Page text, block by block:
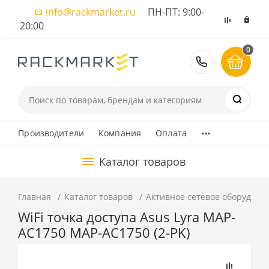
info@rackmarket.ru ПН-ПТ: 9:00-
20:00
8 (495)
0
Производители Компания Оплата ...
Каталог товаров
Главная Каталог товаров Активное сетевое
WiFi точка доступа Asus Lyra MAP-
AC1750 MAP-AC1750 (2-PK)